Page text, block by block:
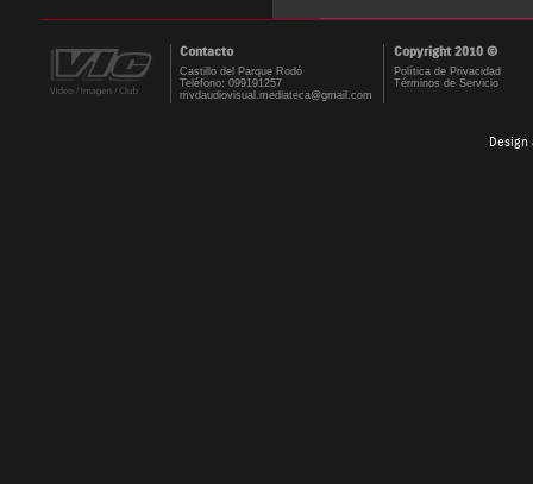
Contacto Copyright 2010 ©
Castillo del Parque Rodó
Teléfono: 099191257
mvdaudiovisual.mediateca@gmail.com
Política de Privacidad
Términos de Servicio